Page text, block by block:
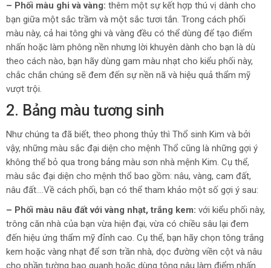
– Phối màu ghi và vàng: thêm một sự kết hợp thú vị dành cho
bạn giữa một sắc trầm và một sắc tươi tắn. Trong cách phối
màu này, cả hai tông ghi và vàng đều có thể dùng để tạo điểm
nhấn hoặc làm phông nền nhưng lời khuyên dành cho bạn là dù
theo cách nào, bạn hãy dùng gam màu nhạt cho kiểu phối này,
chắc chắn chúng sẽ đem đến sự nền nã và hiệu quả thẩm mỹ
vượt trội.
2. Bảng màu tương sinh
Như chúng ta đã biết, theo phong thủy thì Thổ sinh Kim và bởi
vậy, những màu sắc đại diện cho mệnh Thổ cũng là những gợi ý
không thể bỏ qua trong bảng màu sơn nhà mệnh Kim. Cụ thể,
màu sắc đại diện cho mệnh thổ bao gồm: nâu, vàng, cam đất,
nâu đất….Về cách phối, bạn có thể tham khảo một số gợi ý sau:
– Phối màu nâu đất với vàng nhạt, trắng kem: với kiểu phối này,
trông căn nhà của bạn vừa hiện đại, vừa có chiều sâu lại đem
đến hiệu ứng thẩm mỹ đỉnh cao. Cụ thể, bạn hãy chọn tông trắng
kem hoặc vàng nhạt để sơn trần nhà, dọc đường viền cột và nâu
cho phần tường bao quanh hoặc dùng tông nâu làm điểm nhấn